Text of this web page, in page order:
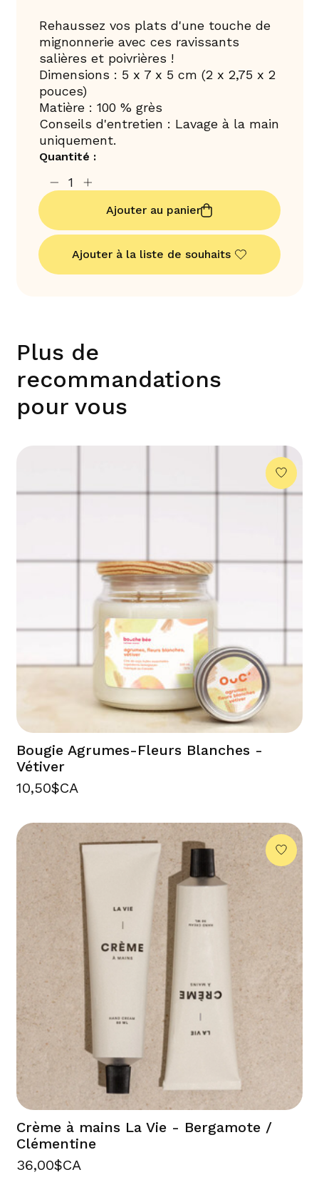
Rehaussez vos plats d'une touche de
mignonnerie avec ces ravissants
salières et poivrières !
Dimensions : 5 x 7 x 5 cm (2 x 2,75 x 2
pouces)
Matière : 100 % grès
Conseils d'entretien : Lavage à la main
uniquement.
Quantité :
Ajouter au panier
Ajouter à la liste de souhaits
Plus de
recommandations
pour vous
Bougie Agrumes-Fleurs Blanches -
Vétiver
10,50$CA
Crème à mains La Vie - Bergamote /
Clémentine
36,00$CA